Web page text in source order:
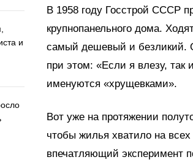
и
В 1958 году Госстрой СССР
крупнопанельного дома.
самый дешевый и безликий.
при этом: «Если я влезу, так
именуются «хрущевками».
Вот уже на протяжении
чтобы жилья хватило на
впечатляющий эксперимент